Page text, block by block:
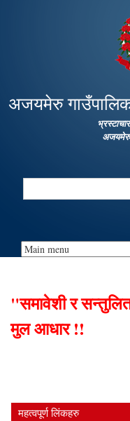
अजयमेरु
अजयमेरु
Search
"समावेशी र
मुल आधार !!
महत्वपूर्ण लिंकहरु